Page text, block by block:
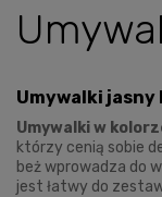
Umywalki
Umywalki w
którzy cenią sobie
beż wprowadza do
jest łatwy do